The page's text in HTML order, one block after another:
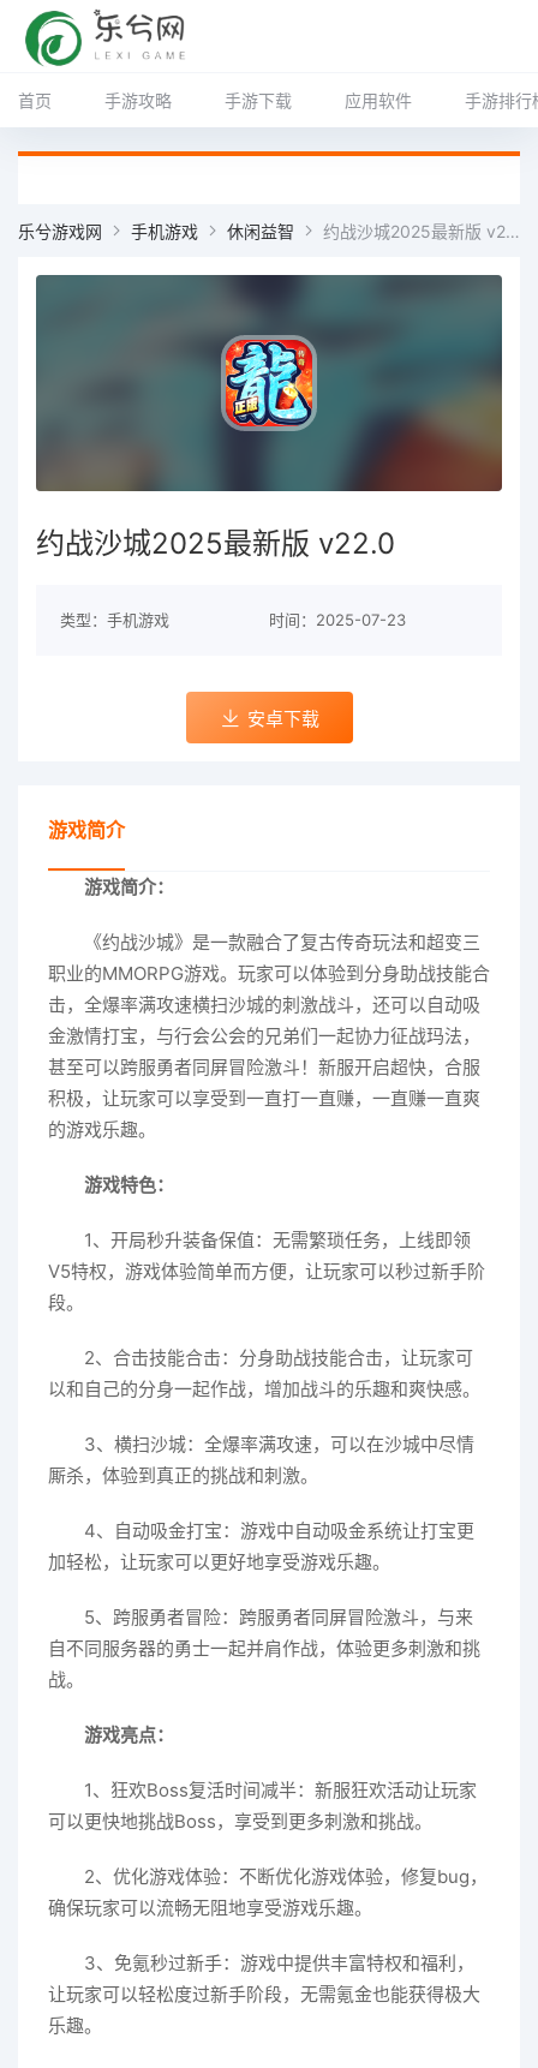
首页 手游攻略 手游下载 应用软件 手游排行
乐兮游戏网 手机游戏 休闲益智 约战沙城2025最新版 v22.0
约战沙城2025最新版 v22.0
类型：手机游戏 时间：2025-07-23
安卓下载
游戏简介
游戏简介：
《约战沙城》是一款融合了复古传奇玩法和超变三
职业的MMORPG游戏。玩家可以体验到分身助战技能合
击，全爆率满攻速横扫沙城的刺激战斗，还可以自动吸
金激情打宝，与行会公会的兄弟们一起协力征战玛法，
甚至可以跨服勇者同屏冒险激斗！新服开启超快，合服
积极，让玩家可以享受到一直打一直赚，一直赚一直爽
的游戏乐趣。
游戏特色：
1、开局秒升装备保值：无需繁琐任务，上线即领
V5特权，游戏体验简单而方便，让玩家可以秒过新手阶
段。
2、合击技能合击：分身助战技能合击，让玩家可
以和自己的分身一起作战，增加战斗的乐趣和爽快感。
3、横扫沙城：全爆率满攻速，可以在沙城中尽情
厮杀，体验到真正的挑战和刺激。
4、自动吸金打宝：游戏中自动吸金系统让打宝更
加轻松，让玩家可以更好地享受游戏乐趣。
5、跨服勇者冒险：跨服勇者同屏冒险激斗，与来
自不同服务器的勇士一起并肩作战，体验更多刺激和挑
战。
游戏亮点：
1、狂欢Boss复活时间减半：新服狂欢活动让玩家
可以更快地挑战Boss，享受到更多刺激和挑战。
2、优化游戏体验：不断优化游戏体验，修复bug，
确保玩家可以流畅无阻地享受游戏乐趣。
3、免氪秒过新手：游戏中提供丰富特权和福利，
让玩家可以轻松度过新手阶段，无需氪金也能获得极大
乐趣。